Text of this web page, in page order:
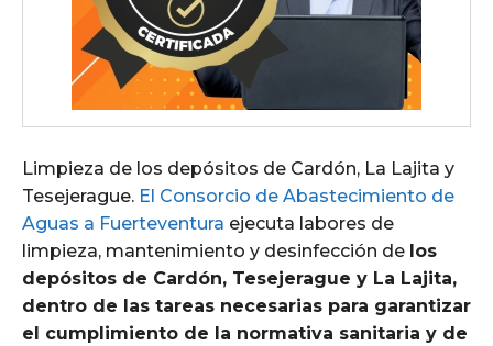
Limpieza de los depósitos de Cardón, La Lajita y
Tesejerague. El Consorcio de Abastecimiento de
Aguas a Fuerteventura ejecuta labores de
limpieza, mantenimiento y desinfección de los
depósitos de Cardón, Tesejerague y La Lajita,
dentro de las tareas necesarias para garantizar
el cumplimiento de la normativa sanitaria y de